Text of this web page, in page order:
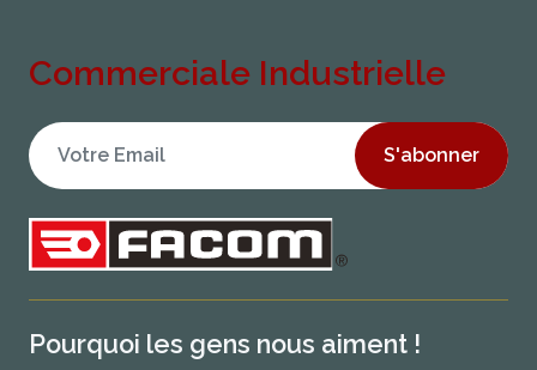
Commerciale Industrielle
S'abonner
Pourquoi les gens nous aiment !